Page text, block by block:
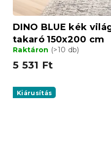
DINO BLUE kék
takaró 150x200 cm
Raktáron (>10 db)
5 531 Ft
Kiárusítás